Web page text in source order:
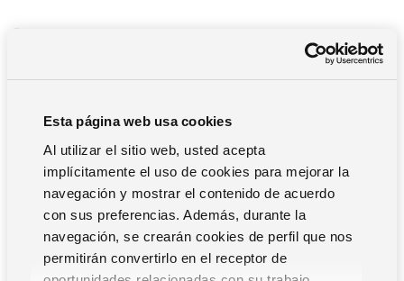
Esta página web usa cookies
Al utilizar el sitio web, usted acepta
implícitamente el uso de cookies para mejorar la
navegación y mostrar el contenido de acuerdo
con sus preferencias. Además, durante la
navegación, se crearán cookies de perfil que nos
permitirán convertirlo en el receptor de
El teletrabajo ayuda a los empleados a evitar
desplazamientos y a organizar de manera más
comprometidos con la empresa.
En esta línea, la disposición de una solución de Recursos
Humanos será determinante para mejorar elbienestar del
empleado.